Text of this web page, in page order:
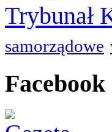
Trybunał
samorządowe
Facebook